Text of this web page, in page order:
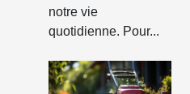
notre vie
quotidienne. Pour...